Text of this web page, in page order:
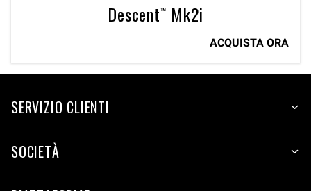
Descent™ Mk2i
ACQUISTA ORA
SERVIZIO CLIENTI
SOCIETÀ